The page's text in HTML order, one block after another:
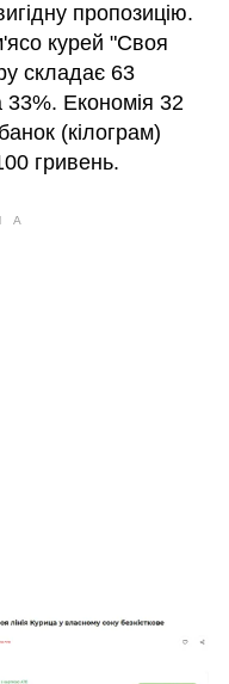
пропозицію.
курей "Своя
складає 63
33%. Економія 32
(кілограм)
гривень.